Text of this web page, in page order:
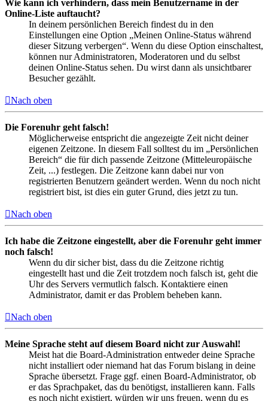
Wie kann ich verhindern, dass mein Benutzername in der
Online-Liste auftaucht?
In deinem persönlichen Bereich findest du in den
Einstellungen eine Option „Meinen Online-Status während
dieser Sitzung verbergen“. Wenn du diese Option einschaltest,
können nur Administratoren, Moderatoren und du selbst
deinen Online-Status sehen. Du wirst dann als unsichtbarer
Besucher gezählt.
Nach oben
Die Forenuhr geht falsch!
Möglicherweise entspricht die angezeigte Zeit nicht deiner
eigenen Zeitzone. In diesem Fall solltest du im „Persönlichen
Bereich“ die für dich passende Zeitzone (Mitteleuropäische
Zeit, ...) festlegen. Die Zeitzone kann dabei nur von
registrierten Benutzern geändert werden. Wenn du noch nicht
registriert bist, ist dies ein guter Grund, dies jetzt zu tun.
Nach oben
Ich habe die Zeitzone eingestellt, aber die Forenuhr geht immer
noch falsch!
Wenn du dir sicher bist, dass du die Zeitzone richtig
eingestellt hast und die Zeit trotzdem noch falsch ist, geht die
Uhr des Servers vermutlich falsch. Kontaktiere einen
Administrator, damit er das Problem beheben kann.
Nach oben
Meine Sprache steht auf diesem Board nicht zur Auswahl!
Meist hat die Board-Administration entweder deine Sprache
nicht installiert oder niemand hat das Forum bislang in deine
Sprache übersetzt. Frage ggf. einen Board-Administrator, ob
er das Sprachpaket, das du benötigst, installieren kann. Falls
es noch nicht existiert, würden wir uns freuen, wenn du es